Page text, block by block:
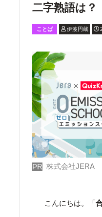
二字熟語は？
ことば 伊波円蔵
PR 株式会社JERA
こんにちは。「